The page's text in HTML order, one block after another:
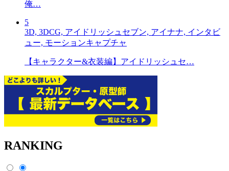
俺…
5
3D, 3DCG, アイドリッシュセブン, アイナナ, インタビ
ュー, モーションキャプチャ
【キャラクター&衣装編】アイドリッシュセ…
RANKING